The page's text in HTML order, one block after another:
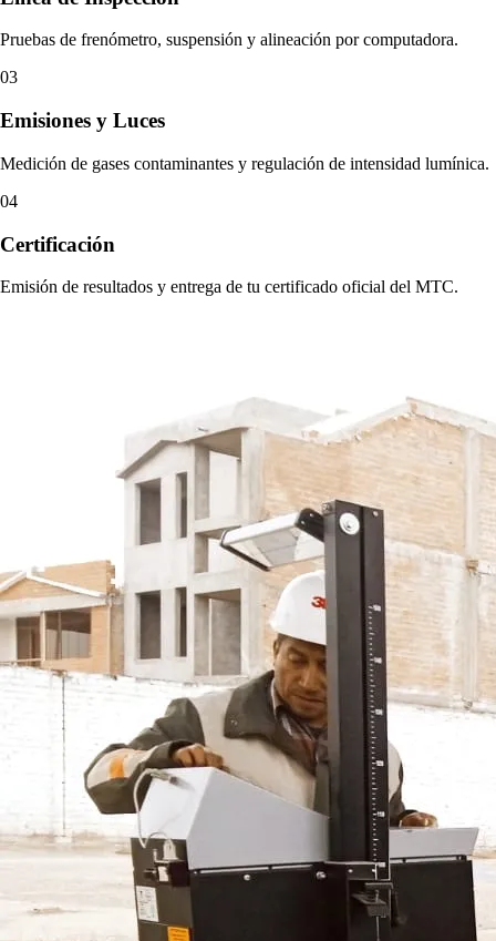
Pruebas de frenómetro, suspensión y alineación por computadora.
03
Emisiones y Luces
Medición de gases contaminantes y regulación de intensidad lumínica.
04
Certificación
Emisión de resultados y entrega de tu certificado oficial del MTC.